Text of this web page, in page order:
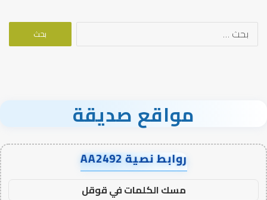
البحث
مواقع صديقة
روابط نصية AA2492
مسك الكلمات في قوقل